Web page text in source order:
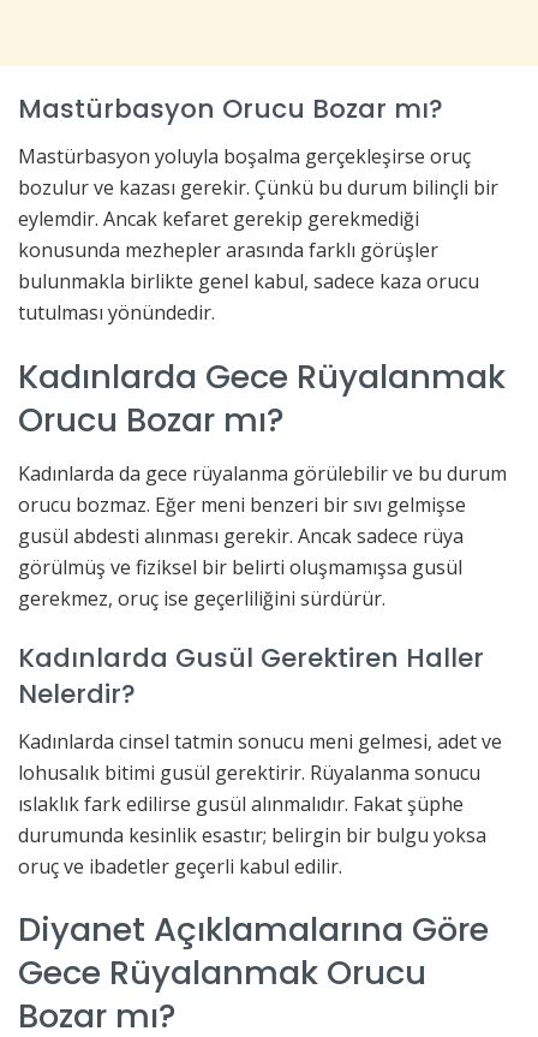
Mastürbasyon Orucu Bozar mı?
Mastürbasyon yoluyla boşalma gerçekleşirse oruç
bozulur ve kazası gerekir. Çünkü bu durum bilinçli bir
eylemdir. Ancak kefaret gerekip gerekmediği
konusunda mezhepler arasında farklı görüşler
bulunmakla birlikte genel kabul, sadece kaza orucu
tutulması yönündedir.
Kadınlarda Gece Rüyalanmak
Orucu Bozar mı?
Kadınlarda da gece rüyalanma görülebilir ve bu durum
orucu bozmaz. Eğer meni benzeri bir sıvı gelmişse
gusül abdesti alınması gerekir. Ancak sadece rüya
görülmüş ve fiziksel bir belirti oluşmamışsa gusül
gerekmez, oruç ise geçerliliğini sürdürür.
Kadınlarda Gusül Gerektiren Haller
Nelerdir?
Kadınlarda cinsel tatmin sonucu meni gelmesi, adet ve
lohusalık bitimi gusül gerektirir. Rüyalanma sonucu
ıslaklık fark edilirse gusül alınmalıdır. Fakat şüphe
durumunda kesinlik esastır; belirgin bir bulgu yoksa
oruç ve ibadetler geçerli kabul edilir.
Diyanet Açıklamalarına Göre
Gece Rüyalanmak Orucu
Bozar mı?